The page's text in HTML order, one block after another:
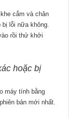
cắm và chân
lỗi nữa không.
rồi thử khởi
hoặc bị
máy tính bằng
bản mới nhất.